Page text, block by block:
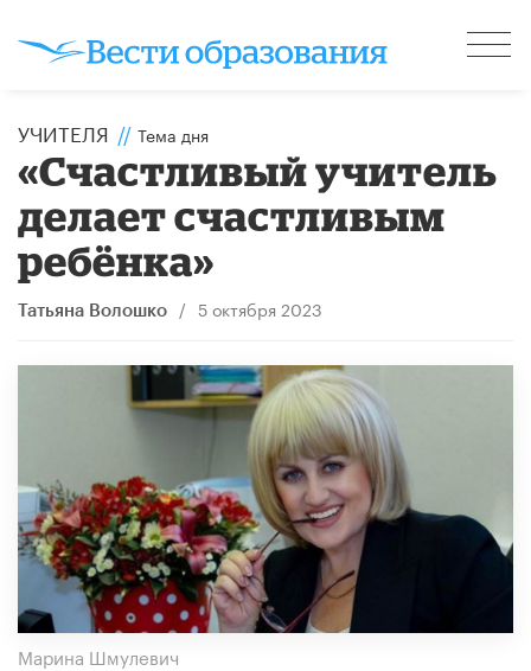
УЧИТЕЛЯ // Тема дня
«Счастливый учитель
делает счастливым
ребёнка»
Татьяна Волошко / 5 октября 2023
Марина Шмулевич